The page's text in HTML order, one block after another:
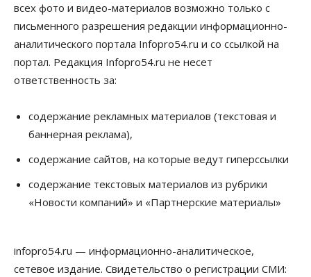
Общество
Пассажиру самолёта Хабаровск — Новосибирск
стало плохо во время полета
09 Августа 2026, 14:30
Бизнес Власть Недвижимость
09 Августа 2026, 14:00
Экстренное предупреждение из-за жары в
09 Августа 2026, 13:30
09 Августа 2026, 12:00
всех фото и видео-материалов возможно только с
письменного разрешения редакции информационно-
аналитического портала Infopro54.ru и со ссылкой на
портал. Редакция Infopro54.ru не несет
ответственность за:
содержание рекламных материалов (текстовая и
баннерная реклама),
содержание сайтов, на которые ведут гиперссылки
содержание текстовых материалов из рубрики
«Новости компаний» и «Партнерские материалы»
infopro54.ru — информационно-аналитическое,
сетевое издание. Свидетельство о регистрации СМИ: